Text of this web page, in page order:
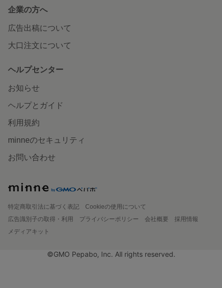
企業の方へ
広告出稿について
大口注文について
ヘルプセンター
お知らせ
ヘルプとガイド
利用規約
minneのセキュリティ
お問い合わせ
特定商取引法に基づく表記
Cookieの使用について
広告識別子の取得・利用
プライバシーポリシー 会社概要
採用情報
メディアキット
©GMO Pepabo, Inc. All rights reserved.